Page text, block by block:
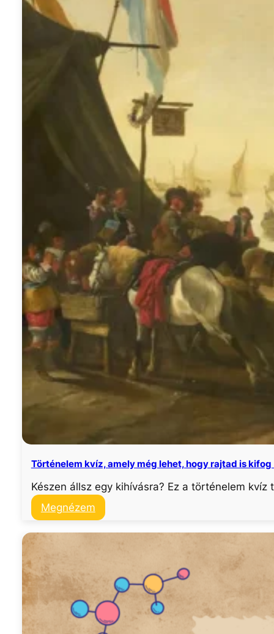
Történelem kvíz, amely még lehet, hogy rajtad is
Készen állsz egy kihívásra? Ez a történelem
Megnézem:
Történelem
lehet,
hogy
rajtad